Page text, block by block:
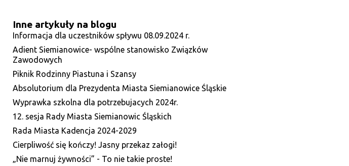
Inne artykuły na blogu
Informacja dla uczestników spływu 08.09.2024 r.
Adient Siemianowice- wspólne stanowisko Związków
Zawodowych
Piknik Rodzinny Piastuna i Szansy
Absolutorium dla Prezydenta Miasta Siemianowice Śląskie
Wyprawka szkolna dla potrzebujacych 2024r.
12. sesja Rady Miasta Siemianowic Śląskich
Rada Miasta Kadencja 2024-2029
Cierpliwość się kończy! Jasny przekaz załogi!
„Nie marnuj żywności” - To nie takie proste!